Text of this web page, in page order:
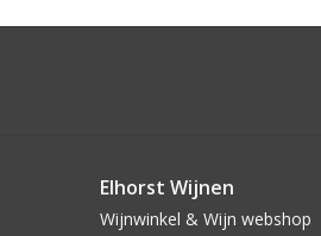
Elhorst Wijnen
Wijnwinkel & Wijn webshop